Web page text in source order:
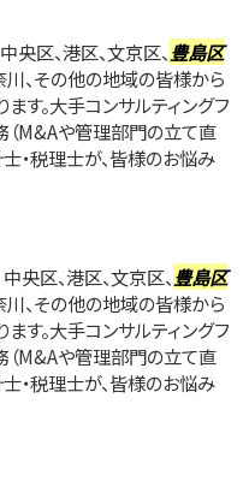
区、港区、文京区、 豊島区
川、その他の地域の皆様から
す。大手コンサルティングフ
M&Aや管理部門の立て直
・税理士が、皆様のお悩み
央区、港区、文京区、 豊島区
川、その他の地域の皆様から
す。大手コンサルティングフ
M&Aや管理部門の立て直
・税理士が、皆様のお悩み